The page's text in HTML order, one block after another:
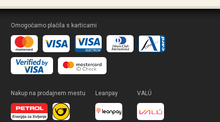
Omogočamo plačila s karticami
Nakup na prodajnem mestu Leanpay VALÚ